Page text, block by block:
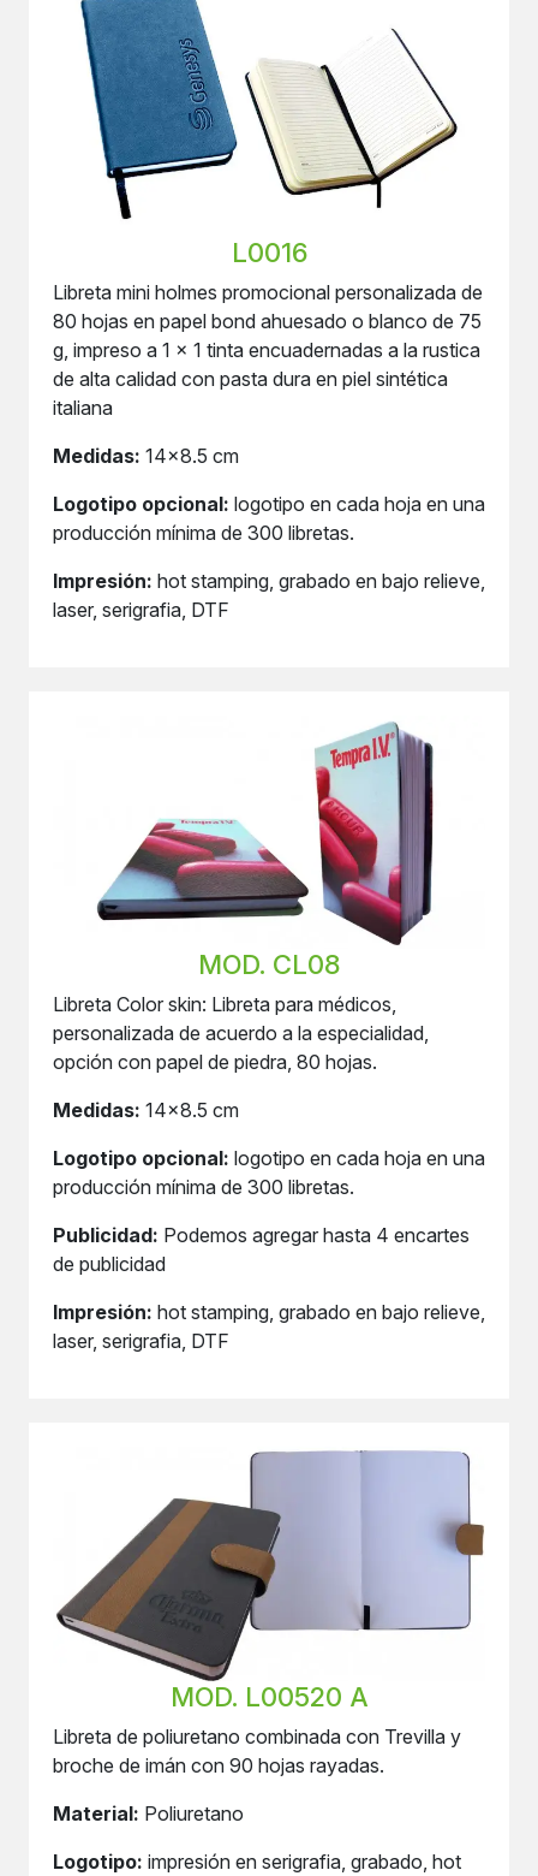
L0016
Libreta mini holmes promocional personalizada de
80 hojas en papel bond ahuesado o blanco de 75
g, impreso a 1 x 1 tinta encuadernadas a la rustica
de alta calidad con pasta dura en piel sintética
italiana
Medidas: 14x8.5 cm
Logotipo opcional: logotipo en cada hoja en una
producción mínima de 300 libretas.
Impresión: hot stamping, grabado en bajo relieve,
laser, serigrafia, DTF
MOD. CL08
Libreta Color skin: Libreta para médicos,
personalizada de acuerdo a la especialidad,
opción con papel de piedra, 80 hojas.
Medidas: 14x8.5 cm
Logotipo opcional: logotipo en cada hoja en una
producción mínima de 300 libretas.
Publicidad: Podemos agregar hasta 4 encartes
de publicidad
Impresión: hot stamping, grabado en bajo relieve,
laser, serigrafia, DTF
MOD. L00520 A
Libreta de poliuretano combinada con Trevilla y
broche de imán con 90 hojas rayadas.
Material: Poliuretano
Logotipo: impresión en serigrafia, grabado, hot